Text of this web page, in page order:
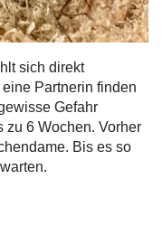
sich direkt
Partnerin finden
Gefahr
zu 6 Wochen. Vorher
Bis es so